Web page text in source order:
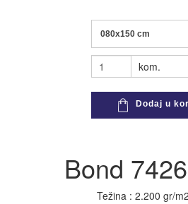
080x150 cm
kom.
Dodaj u
Bond
Težina : 2.200 gr/